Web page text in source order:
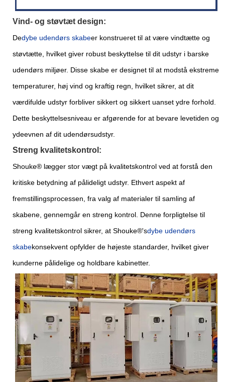
Vind- og støvtæt design:
Dedybe udendørs skabeer konstrueret til at være vindtætte og
støvtætte, hvilket giver robust beskyttelse til dit udstyr i barske
udendørs miljøer. Disse skabe er designet til at modstå ekstreme
temperaturer, høj vind og kraftig regn, hvilket sikrer, at dit
værdifulde udstyr forbliver sikkert og sikkert uanset ydre forhold.
Dette beskyttelsesniveau er afgørende for at bevare levetiden og
ydeevnen af ​​dit udendørsudstyr.
Streng kvalitetskontrol:
Shouke® lægger stor vægt på kvalitetskontrol ved at forstå den
kritiske betydning af pålideligt udstyr. Ethvert aspekt af
fremstillingsprocessen, fra valg af materialer til samling af
skabene, gennemgår en streng kontrol. Denne forpligtelse til
streng kvalitetskontrol sikrer, at Shouke®'sdybe udendørs
skabekonsekvent opfylder de højeste standarder, hvilket giver
kunderne pålidelige og holdbare kabinetter.